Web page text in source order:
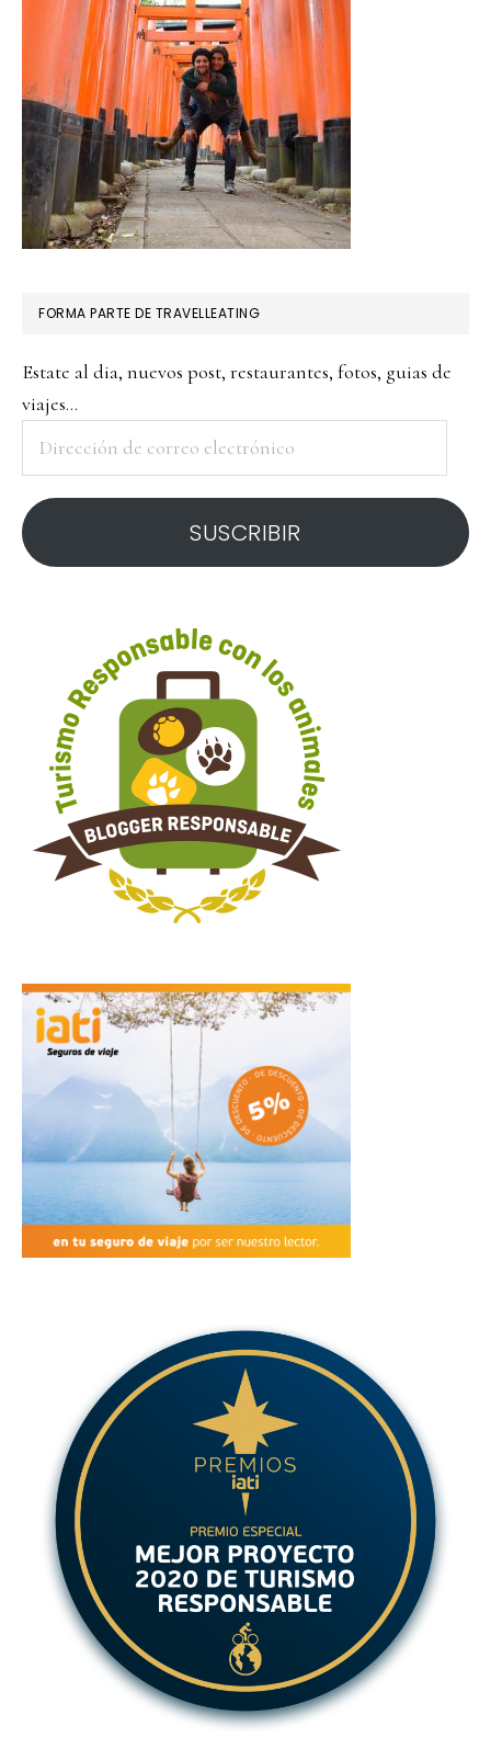
FORMA PARTE DE TRAVELLEATING
Estate al dia, nuevos post, restaurantes, fotos, guias de
viajes...
correo
electrónico
SUSCRIBIR